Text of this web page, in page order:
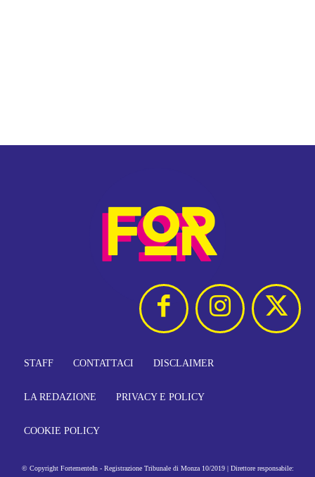
STAFF CONTATTACI DISCLAIMER
LA REDAZIONE PRIVACY E POLICY
COOKIE POLICY
© Copyright FortementeIn - Registrazione Tribunale di Monza 10/2019 | Direttore responsabile: